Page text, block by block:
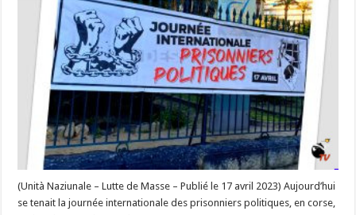
logique
du
prisonnier-
otage
est
toujours
à
l’ordre
du
jour »
#17Avril
#Corse
(Unità Naziunale – Lutte de Masse – Publié le 17 avril 2023) Aujourd’hui
se tenait la journée internationale des prisonniers politiques, en corse,